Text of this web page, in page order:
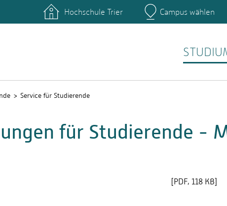
Rechenzentrum
Hochschule Trier Campus wählen
Service für Studierende
für Studierende -
[PDF 118 KB]